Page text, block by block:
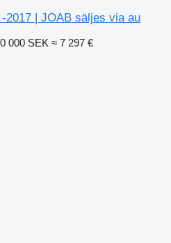
2017 | JOAB säljes via au
000 SEK ≈ 7 297 €